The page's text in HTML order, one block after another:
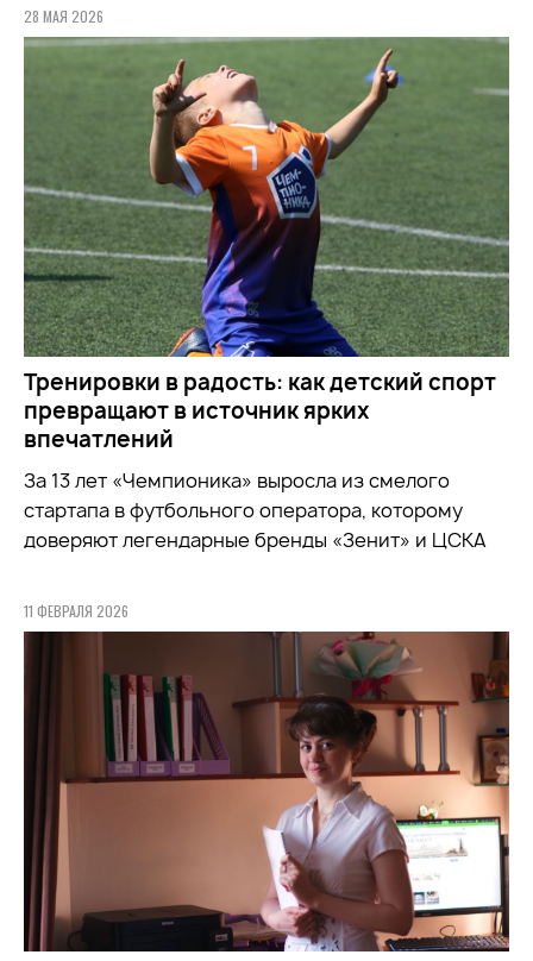
28 МАЯ 2026
Тренировки в радость: как детский спорт
превращают в источник ярких
впечатлений
За 13 лет «Чемпионика» выросла из смелого
стартапа в футбольного оператора, которому
доверяют легендарные бренды «Зенит» и ЦСКА
11 ФЕВРАЛЯ 2026